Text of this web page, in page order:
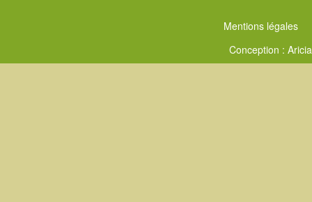
Mentions légales
Conception : Aricia